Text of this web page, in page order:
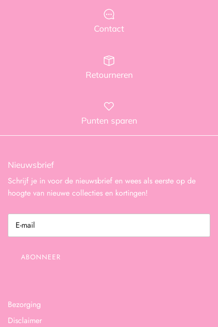
Contact
Retourneren
Punten sparen
Nieuwsbrief
Schrijf je in voor de nieuwsbrief en wees als eerste op de
hoogte van nieuwe collecties en kortingen!
ABONNEER
Bezorging
Disclaimer